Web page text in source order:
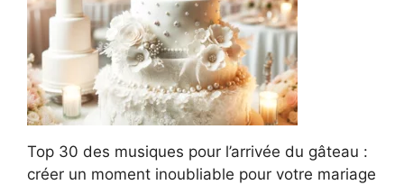
Top 30 des musiques pour l’arrivée du gâteau :
créer un moment inoubliable pour votre mariage